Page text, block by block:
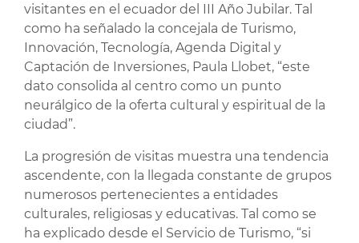
visitantes en el ecuador del III Año Jubilar. Tal
como ha señalado la concejala de Turismo,
Innovación, Tecnología, Agenda Digital y
Captación de Inversiones, Paula Llobet, “este
dato consolida al centro como un punto
neurálgico de la oferta cultural y espiritual de la
ciudad”.
La progresión de visitas muestra una tendencia
ascendente, con la llegada constante de grupos
numerosos pertenecientes a entidades
culturales, religiosas y educativas. Tal como se
ha explicado desde el Servicio de Turismo, “si